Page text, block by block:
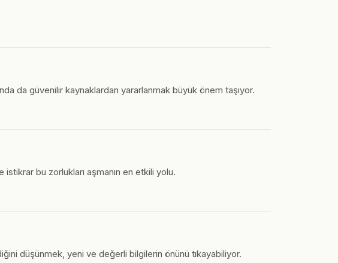
da güvenilir kaynaklardan yararlanmak büyük önem taşıyor.
bu zorlukları aşmanın en etkili yolu.
düşünmek, yeni ve değerli bilgilerin önünü tıkayabiliyor.